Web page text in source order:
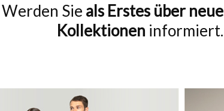
Werden Sie als Erstes über neue
Kollektionen informiert.